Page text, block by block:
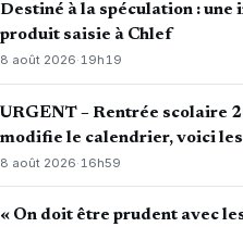
Destiné à la spéculation :
produit saisie à Chlef
8 août 2026·19h19
URGENT – Rentrée scolaire
modifie le calendrier, voici
8 août 2026· 16h59
« On doit être prudent avec